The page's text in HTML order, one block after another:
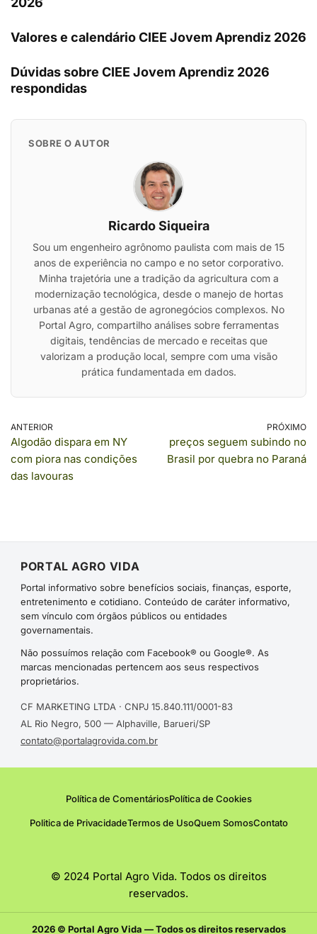
Valores e calendário CIEE Jovem Aprendiz 2026
Dúvidas sobre CIEE Jovem Aprendiz 2026
respondidas
SOBRE O AUTOR
Ricardo Siqueira
Sou um engenheiro agrônomo paulista com mais de 15
anos de experiência no campo e no setor corporativo.
Minha trajetória une a tradição da agricultura com a
modernização tecnológica, desde o manejo de hortas
urbanas até a gestão de agronegócios complexos. No
Portal Agro, compartilho análises sobre ferramentas
digitais, tendências de mercado e receitas que
valorizam a produção local, sempre com uma visão
prática fundamentada em dados.
ANTERIOR
Algodão dispara em NY
com piora nas condições
das lavouras
PRÓXIMO
preços seguem subindo no
Brasil por quebra no Paraná
PORTAL AGRO VIDA
Portal informativo sobre benefícios sociais, finanças, esporte,
entretenimento e cotidiano. Conteúdo de caráter informativo,
sem vínculo com órgãos públicos ou entidades
governamentais.
Não possuímos relação com Facebook® ou Google®. As
marcas mencionadas pertencem aos seus respectivos
proprietários.
CF MARKETING LTDA · CNPJ 15.840.111/0001-83
AL Rio Negro, 500 — Alphaville, Barueri/SP
contato@portalagrovida.com.br
Política de ComentáriosPolítica de Cookies
Politica de PrivacidadeTermos de UsoQuem SomosContato
© 2024 Portal Agro Vida. Todos os direitos
reservados.
2026 © Portal Agro Vida — Todos os direitos reservados